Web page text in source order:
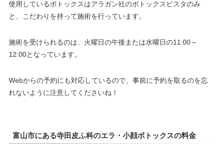
使用しているボトックスはアラガン社のボトックスビスタのみ
と、こだわりを持って施術を行っています。
施術を受けられるのは、火曜日の午後または水曜日の11:00～
12:00となっています。
Webからの予約にも対応しているので、事前に予約を取るのを忘
れないように注意してくださいね！
富山市にある寺田皮ふ科のエラ・小顔ボトックスの料金